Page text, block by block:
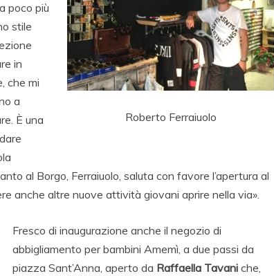
Roberto Ferraiuolo
poco più
stile
in
che mi
a
È una
al Borgo, Ferraiuolo, saluta con favore l’apertura al
anche altre nuove attività giovani aprire nella via».
Fresco di inaugurazione anche il negozio di
abbigliamento per bambini Amemì, a due passi da
piazza Sant’Anna, aperto da Raffaella Tavani che,